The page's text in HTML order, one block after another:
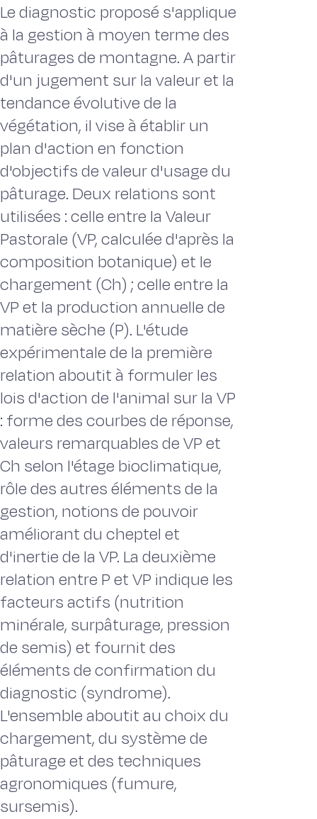
Le diagnostic proposé s'applique
à la gestion à moyen terme des
pâturages de montagne. A partir
d'un jugement sur la valeur et la
tendance évolutive de la
végétation, il vise à établir un
plan d'action en fonction
d'objectifs de valeur d'usage du
pâturage. Deux relations sont
utilisées : celle entre la Valeur
Pastorale (VP, calculée d'après la
composition botanique) et le
chargement (Ch) ; celle entre la
VP et la production annuelle de
matière sèche (P). L'étude
expérimentale de la première
relation aboutit à formuler les
lois d'action de l'animal sur la VP
: forme des courbes de réponse,
valeurs remarquables de VP et
Ch selon l'étage bioclimatique,
rôle des autres éléments de la
gestion, notions de pouvoir
améliorant du cheptel et
d'inertie de la VP. La deuxième
relation entre P et VP indique les
facteurs actifs (nutrition
minérale, surpâturage, pression
de semis) et fournit des
éléments de confirmation du
diagnostic (syndrome).
L'ensemble aboutit au choix du
chargement, du système de
pâturage et des techniques
agronomiques (fumure,
sursemis).